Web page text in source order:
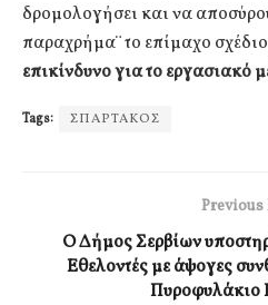
δρομολογήσει και να
παραχρήμα¨ το επίμαχο
επικίνδυνο για το εργασιακό
Tags: ΣΠΑΡΤΑΚΟΣ
Previous
Ο Δήμος Σερβίων
Εθελοντές με άψογες
Πυροφυλάκιο